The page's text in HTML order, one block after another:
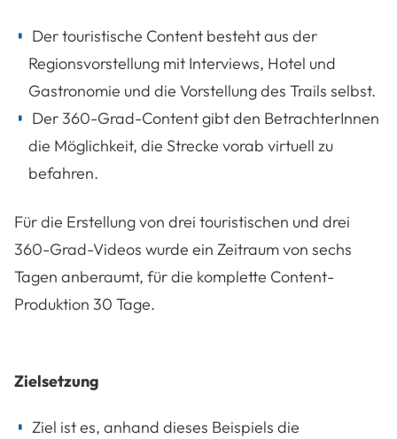
Der touristische Content besteht aus der
Regionsvorstellung mit Interviews, Hotel und
Gastronomie und die Vorstellung des Trails selbst.
Der 360-Grad-Content gibt den BetrachterInnen
die Möglichkeit, die Strecke vorab virtuell zu
befahren.
Für die Erstellung von drei touristischen und drei
360-Grad-Videos wurde ein Zeitraum von sechs
Tagen anberaumt, für die komplette Content-
Produktion 30 Tage.
Zielsetzung
Ziel ist es, anhand dieses Beispiels die